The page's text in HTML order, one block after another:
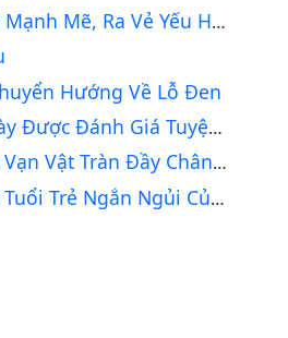
Làm Người Mạnh Mẽ, Ra Vẻ Yếu Hèn
Hướng Về Lỗ Đen
Bộ Phim Này Được Đánh Giá Tuyệt Vời...
Ngẫm Xem Vạn Vật Tràn Đầy Chân Ý ,
Trong Thời Tuổi Trẻ Ngắn Ngủi Của Anh